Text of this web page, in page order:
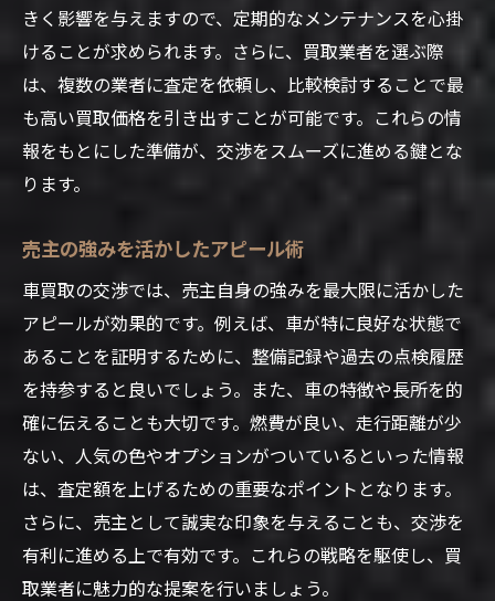
きく影響を与えますので、定期的なメンテナンスを心掛
けることが求められます。さらに、買取業者を選ぶ際
は、複数の業者に査定を依頼し、比較検討することで最
も高い買取価格を引き出すことが可能です。これらの情
報をもとにした準備が、交渉をスムーズに進める鍵とな
ります。
売主の強みを活かしたアピール術
車買取の交渉では、売主自身の強みを最大限に活かした
アピールが効果的です。例えば、車が特に良好な状態で
あることを証明するために、整備記録や過去の点検履歴
を持参すると良いでしょう。また、車の特徴や長所を的
確に伝えることも大切です。燃費が良い、走行距離が少
ない、人気の色やオプションがついているといった情報
は、査定額を上げるための重要なポイントとなります。
さらに、売主として誠実な印象を与えることも、交渉を
有利に進める上で有効です。これらの戦略を駆使し、買
取業者に魅力的な提案を行いましょう。